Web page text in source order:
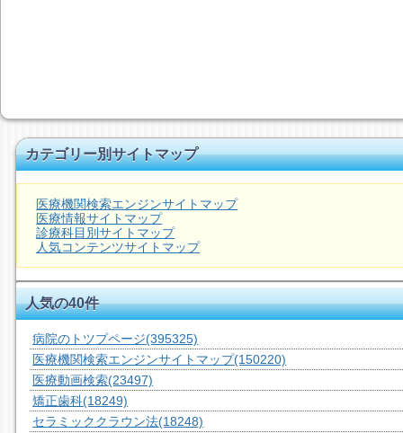
カテゴリー別サイトマップ
医療機関検索エンジンサイトマップ
医療情報サイトマップ
診療科目別サイトマップ
人気コンテンツサイトマップ
人気の40件
病院のトツプページ(395325)
医療機関検索エンジンサイトマップ(150220)
医療動画検索(23497)
矯正歯科(18249)
セラミッククラウン法(18248)